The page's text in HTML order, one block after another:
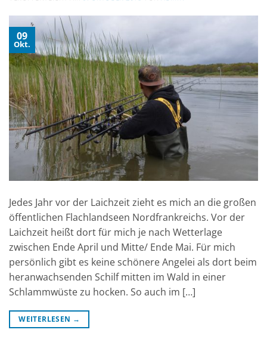
09
Okt.
Jedes Jahr vor der Laichzeit zieht es mich an die großen
öffentlichen Flachlandseen Nordfrankreichs. Vor der
Laichzeit heißt dort für mich je nach Wetterlage
zwischen Ende April und Mitte/ Ende Mai. Für mich
persönlich gibt es keine schönere Angelei als dort beim
heranwachsenden Schilf mitten im Wald in einer
Schlammwüste zu hocken. So auch im […]
WEITERLESEN →